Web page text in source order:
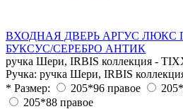
ВХОДНАЯ ДВЕРЬ АРГУС ЛЮКС
БУКСУС/СЕРЕБРО АНТИК
ручка Шери, IRBIS коллекция -
Ручка: ручка Шери, IRBIS
* Размер:
205*96 правое
205*88 правое